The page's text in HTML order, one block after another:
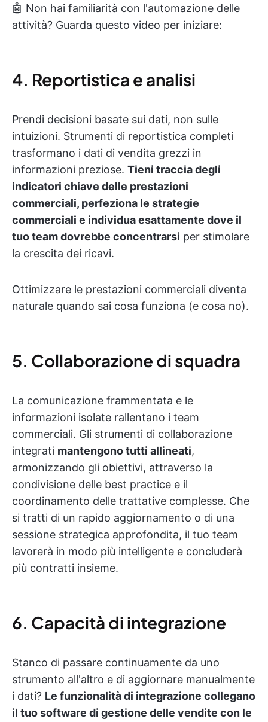
🤖 Non hai familiarità con l'automazione delle
attività? Guarda questo video per iniziare:
4. Reportistica e analisi
Prendi decisioni basate sui dati, non sulle
intuizioni. Strumenti di reportistica completi
trasformano i dati di vendita grezzi in
informazioni preziose. Tieni traccia degli
indicatori chiave delle prestazioni
commerciali, perfeziona le strategie
commerciali e individua esattamente dove il
tuo team dovrebbe concentrarsi per stimolare
la crescita dei ricavi.
Ottimizzare le prestazioni commerciali diventa
naturale quando sai cosa funziona (e cosa no).
5. Collaborazione di squadra
La comunicazione frammentata e le
informazioni isolate rallentano i team
commerciali. Gli strumenti di collaborazione
integrati mantengono tutti allineati,
armonizzando gli obiettivi, attraverso la
condivisione delle best practice e il
coordinamento delle trattative complesse. Che
si tratti di un rapido aggiornamento o di una
sessione strategica approfondita, il tuo team
lavorerà in modo più intelligente e concluderà
più contratti insieme.
6. Capacità di integrazione
Stanco di passare continuamente da uno
strumento all'altro e di aggiornare manualmente
i dati? Le funzionalità di integrazione collegano
il tuo software di gestione delle vendite con le